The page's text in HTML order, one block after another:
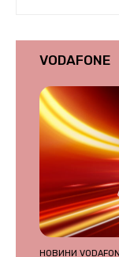
VODAFONE
НОВИНИ